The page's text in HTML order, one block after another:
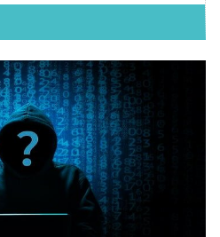
さっそく不動産対策で浅薄な発
と同じく」投資に不適格な国
が「金の保有量を増やしま
手」手段ではないのか？
引量「1日当たり1,214.4億ド
動きに強く左右される状態